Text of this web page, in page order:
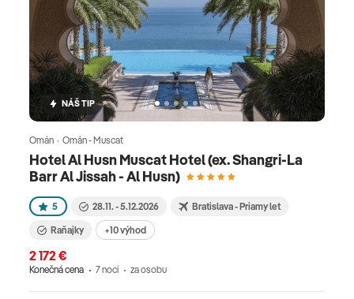
NÁŠ TIP
Hotel Al Husn Muscat Hotel (ex. Shangri-La
Barr Al Jissah - Al Husn)
Omán · Omán - Muscat
5 28.11. - 5.12.2026 Bratislava - Priamy let
Raňajky +10 výhod
2 172 €
Konečná cena 7 nocí za osobu